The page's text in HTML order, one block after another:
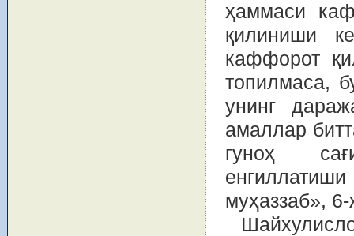
ҳаммаси
қилиниши
каффорот
топилмаса,
унинг
амаллар
гуноҳ
муҳаззаб»,